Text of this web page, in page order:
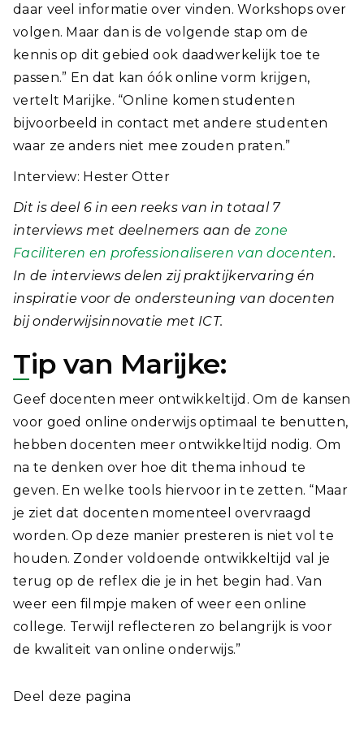
daar veel informatie over vinden. Workshops over
volgen. Maar dan is de volgende stap om de
kennis op dit gebied ook daadwerkelijk toe te
passen.” En dat kan óók online vorm krijgen,
vertelt Marijke. “Online komen studenten
bijvoorbeeld in contact met andere studenten
waar ze anders niet mee zouden praten.”
Interview: Hester Otter
Dit is deel 6 in een reeks van in totaal 7
interviews met deelnemers aan de zone
Faciliteren en professionaliseren van docenten.
In de interviews delen zij praktijkervaring én
inspiratie voor de ondersteuning van docenten
bij onderwijsinnovatie met ICT.
Tip van Marijke:
Geef docenten meer ontwikkeltijd. Om de kansen
voor goed online onderwijs optimaal te benutten,
hebben docenten meer ontwikkeltijd nodig. Om
na te denken over hoe dit thema inhoud te
geven. En welke tools hiervoor in te zetten. “Maar
je ziet dat docenten momenteel overvraagd
worden. Op deze manier presteren is niet vol te
houden. Zonder voldoende ontwikkeltijd val je
terug op de reflex die je in het begin had. Van
weer een filmpje maken of weer een online
college. Terwijl reflecteren zo belangrijk is voor
de kwaliteit van online onderwijs.”
Deel deze pagina